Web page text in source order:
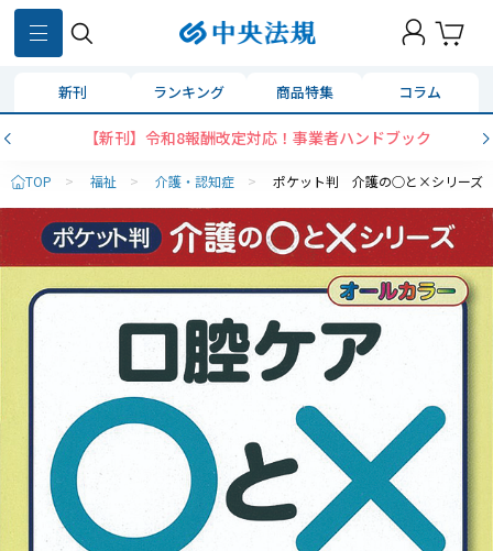
新刊 ランキング 商品特集 コラム
【新刊】令和8報酬改定対応！事業者ハンドブック
TOP > 福祉 > 介護・認知症 > ポケット判 介護の○と×シリー